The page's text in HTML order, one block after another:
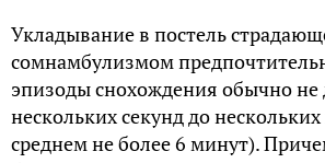
Укладывание в постель
сомнамбулизмом
эпизоды снохождения обычно не
нескольких секунд до
среднем не более 6 минут).